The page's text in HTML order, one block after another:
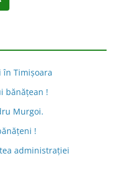
în Timișoara
bănățean !
Murgoi.
!
administraţiei